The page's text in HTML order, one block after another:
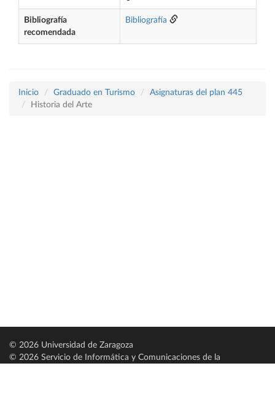
Bibliografía
recomendada
Bibliografía
Inicio Graduado en Turismo
Asignaturas del plan 445
Historia del Arte
© 2026 Universidad de Zaragoza
© 2026 Servicio de Informática y Comunicaciones de la